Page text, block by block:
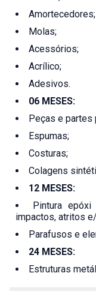
Amortecedores;
Molas;
Acessórios;
Acrílico;
Adesivos.
06 MESES:
Peças e partes
Espumas;
Costuras;
Colagens
12 MESES:
Pintura
impactos, atritos
Parafusos e
24 MESES:
Estruturas